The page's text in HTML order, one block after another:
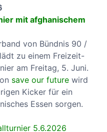
mit afghanischem
von Bündnis 90 /
zu einem Freizeit-
am Freitag, 5. Juni.
save our future wird
Kicker für ein
Essen sorgen.
5.6.2026